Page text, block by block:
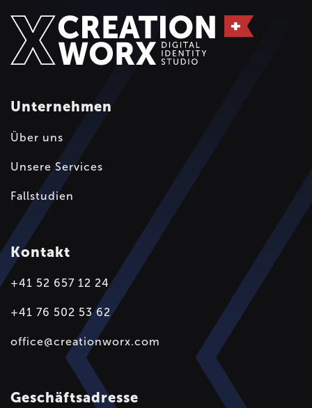
Unternehmen
Über uns
Unsere Services
Fallstudien
Kontakt
+41 52 657 12 24
+41 76 502 53 62
office@creationworx.com
Geschäftsadresse